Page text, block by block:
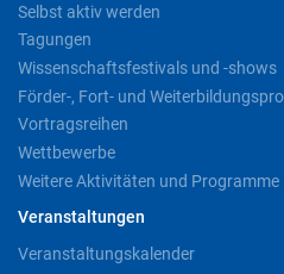
Selbst aktiv werden
Tagungen
Wissenschaftsfestivals und -shows
Förder-, Fort- und
Vortragsreihen
Wettbewerbe
Weitere Aktivitäten und Programme
Veranstaltungen
Veranstaltungskalender